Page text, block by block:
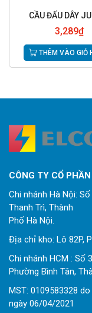
CẦU ĐẤU DÂY
3,289₫
THÊM VÀO GIỎ
CÔNG TY CỔ
Chi nhánh Hà Nội:
Thanh Trì, Thành
Phố Hà Nội.
Địa chỉ kho: Lô 82P,
Chi nhánh HCM : Số
Phường Bình Tân,
MST: 0109583328
ngày 06/04/2021